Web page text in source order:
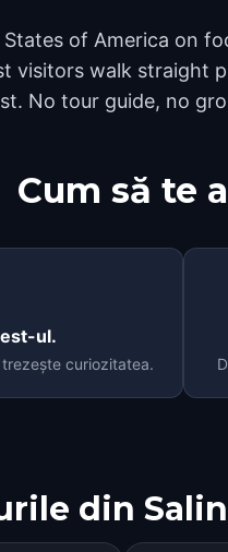
States of America on
visitors walk straight
No tour guide, no
Cum să te
ul.
curiozitatea.
din